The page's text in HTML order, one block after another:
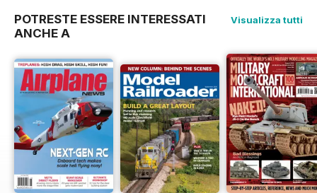
POTRESTE ESSERE INTERESSATI
ANCHE A
Visualizza tutti